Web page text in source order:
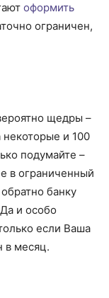
оформить
ограничен,
щедры –
некоторые и 100
подумайте –
в ограниченный
банку
и особо
если Ваша
в месяц.